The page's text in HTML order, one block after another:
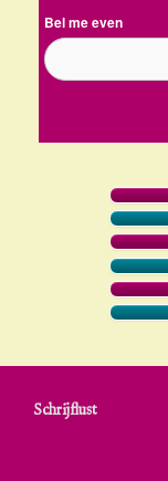
Bel me even
Schrijflust